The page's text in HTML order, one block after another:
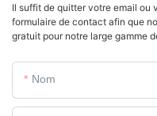
Il suffit de quitter votre email ou
formulaire de contact afin que
gratuit pour notre large gamme
Nom